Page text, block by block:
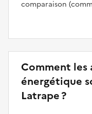
comparaison
Comment les
énergétique
Latrape ?